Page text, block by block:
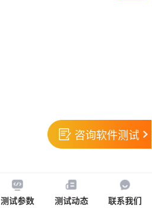
咨询软件测试
测试参数 测试动态 联系我们